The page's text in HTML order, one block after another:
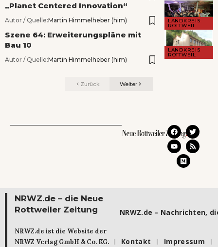
LANDKREIS
ROTTWEIL
„Planet Centered Innovation“
Autor / Quelle:Martin Himmelheber (him)
LANDKREIS
ROTTWEIL
Szene 64: Erweiterungspläne mit
Bau 10
Autor / Quelle:Martin Himmelheber (him)
Zurück Weiter
NRWZ.de – die Neue
Rottweiler Zeitung
NRWZ.de ist die Website der
NRWZ Verlag GmbH & Co. KG.
NRWZ.de – Nachrichten,
Kontakt Impressum